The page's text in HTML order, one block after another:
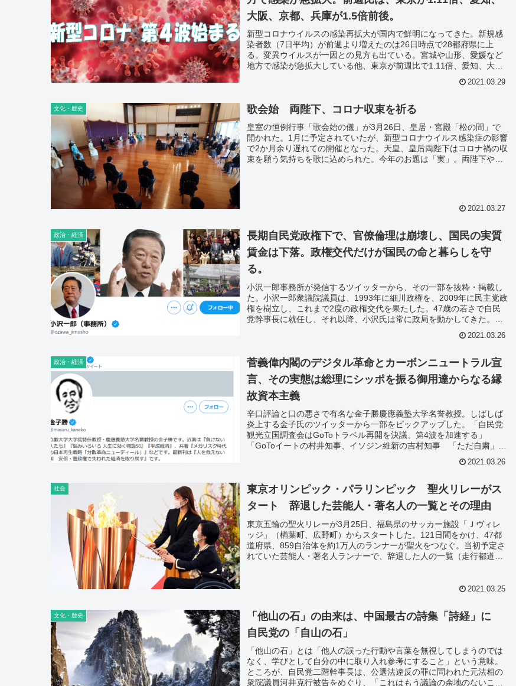
大阪、京都、兵庫が1.5倍前後。
新型コロナウイルスの感染再拡大が国内で鮮明になってきた。新規感
染者数（7日平均）が前週より増えたのは26日時点で28都府県に上
る。変異ウイルスが一因との見方も出ている。宮城や山形、愛媛など
地方で感染が急拡大している他、東京が前週比で1.11倍、愛知、大
2021.03.29
文化・歴史 歌会始 両陛下、コロナ収束を祈る
皇室の恒例行事「歌会始の儀」が3月26日、皇居・宮殿「松の間」で
開かれた。1月に予定されていたが、新型コロナウイルス感染症の影響
で2か月余り遅れての開催となった。天皇、皇后両陛下はコロナ禍の収
束を願う気持ちを歌に込められた。今年のお題は「実」。両陛下や皇
2021.03.27
政治・経済
長期自民党政権下で、官僚倫理は崩壊し、国民の実質
賃金は下落。政権交代だけが国民の命と暮らしを守
る。
小沢一郎事務所が発信するツイッターから、その一部を抜粋・掲載し
た。小沢一郎衆議院議員は、1993年に細川政権を、2009年に民主党政
権を樹立し、これまで2度の政権交代を果たした。47歳の若さで自民
党幹事長に就任し、それ以降、小沢氏は常に政局を動かしてきた。
民党政権下で国民の実質賃金は一貫して下落した」「国家公務員が学
会見 都合の悪い質問は無視、お気に入りの記者しか当てない」「各
社に携帯電話料金引き下げを指示する中、一社の接待を受ける」
2021.03.26
政治・経済
菅義偉内閣のデジタル革命とカーボンニュートラル宣
言、その実態は総理にシッポを振る御用達からなる縁
故資本主義
辛口評論と口の悪さで有名な金子勝慶應義塾大学名誉教授。しばしば
炎上する金子氏のツイッターから一部をピックアップした。「自民党
観光立国調査会はGoToトラベル再開を決議、第4波を加速する」
「GoToイートの村井知事、イソジン維新の吉村知事 「ただ自粛」は
山の石」」「菅義偉内閣 カネにシッポを振る御用達だけ雇う縁故資
務大臣、「記憶にない」と答弁するよう官僚に指示」「武田総務大
臣、ドコモＴＯＢの最中にＮＴＴ社長と会食」「東京電力、原発を稼
働する資格に欠ける」
2021.03.26
社会
東京オリンピック・パラリンピック 聖火リレーがス
タート 辞退した芸能人・著名人の一覧とその理由
東京五輪の聖火リレーが3月25日、福島県のサッカー施設「Ｊヴィレ
ッジ」（楢葉町、広野町）からスタートした。121日間をかけ、47都
道府県、859自治体を約1万人のランナーが聖火をつなぐ。当初予定さ
れていた芸能人・著名人ランナーで、辞退した人の一覧（走行都道府
2021.03.25
文化・歴史
「他山の石」の由来は、中国最古の詩集「詩経」に
自民党の「自山の石」
「他山の石」とは「他人の誤った行動や言葉を無視してしまうのでは
なく、学びとして自分の中に取り入れ参考にすること」という意味。
ところが、自民党二階幹事長は、公選法違反の罪に問われた元法相の
衆院議員河井克行被告をめぐり、「これはもう議論の余地のないこ